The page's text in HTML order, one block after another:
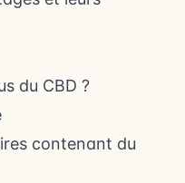
du CBD ?
contenant du